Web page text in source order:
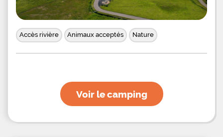
Accès rivière Animaux acceptés Nature
Voir le camping